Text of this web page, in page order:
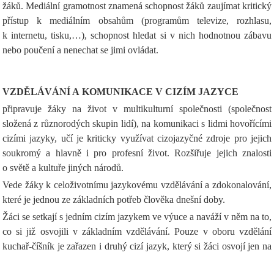
žáků. Mediální gramotnost znamená schopnost žáků zaujímat kritický
přístup k mediálním obsahům (programům televize, rozhlasu,
k internetu, tisku,…), schopnost hledat si v nich hodnotnou zábavu
nebo poučení a nenechat se jimi ovládat.
VZDĚLÁVÁNÍ A KOMUNIKACE V CIZÍM JAZYCE
připravuje žáky na život v multikulturní společnosti (společnost
složená z různorodých skupin lidí), na komunikaci s lidmi hovořícími
cizími jazyky, učí je kriticky využívat cizojazyčné zdroje pro jejich
soukromý a hlavně i pro profesní život. Rozšiřuje jejich znalosti
o světě a kultuře jiných národů.
Vede žáky k celoživotnímu jazykovému vzdělávání a zdokonalování,
které je jednou ze základních potřeb člověka dnešní doby.
Žáci se setkají s jedním cizím jazykem ve výuce a naváží v něm na to,
co si již osvojili v základním vzdělávání. Pouze v oboru vzdělání
kuchař-číšník je zařazen i druhý cizí jazyk, který si žáci osvojí jen na